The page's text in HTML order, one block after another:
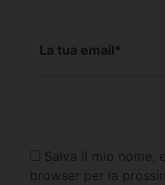
La tua email*
Salva il mio nome,
browser per la